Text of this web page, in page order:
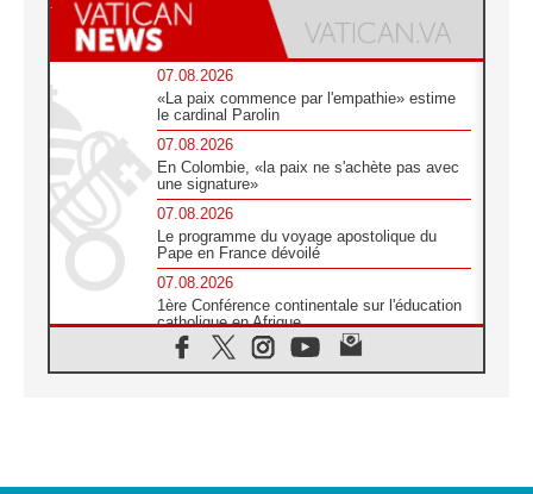
07.08.2026
«La paix commence par l'empathie» estime
le cardinal Parolin
07.08.2026
En Colombie, «la paix ne s'achète pas avec
une signature»
07.08.2026
Le programme du voyage apostolique du
Pape en France dévoilé
07.08.2026
1ère Conférence continentale sur l'éducation
catholique en Afrique
07.08.2026
Un logo symbolique pour la venue du Pape
07.08.2026